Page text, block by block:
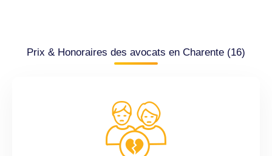
Prix & Honoraires des avocats en Charente (16)